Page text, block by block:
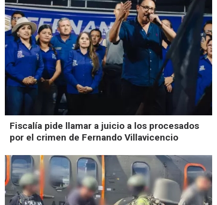
Fiscalía pide llamar a juicio a los procesados
por el crimen de Fernando Villavicencio